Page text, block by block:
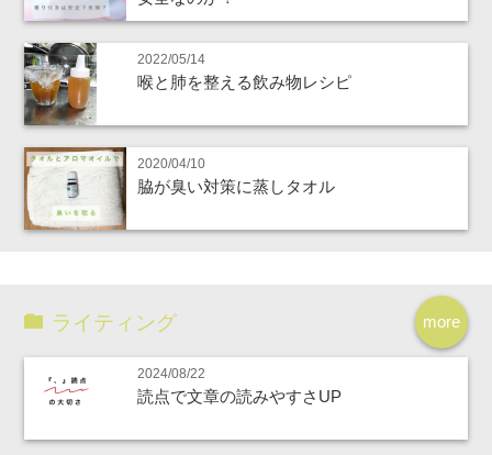
2022/05/14
喉と肺を整える飲み物レシピ
2020/04/10
脇が臭い対策に蒸しタオル
more
ライティング
2024/08/22
読点で文章の読みやすさUP